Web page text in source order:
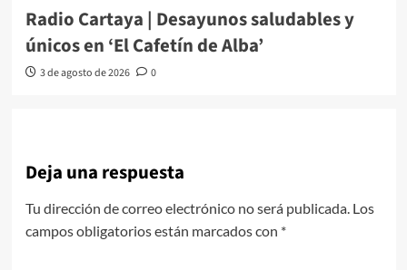
Radio Cartaya | Desayunos saludables y
únicos en ‘El Cafetín de Alba’
3 de agosto de 2026 0
Deja una respuesta
Tu dirección de correo electrónico no será publicada. Los
campos obligatorios están marcados con *